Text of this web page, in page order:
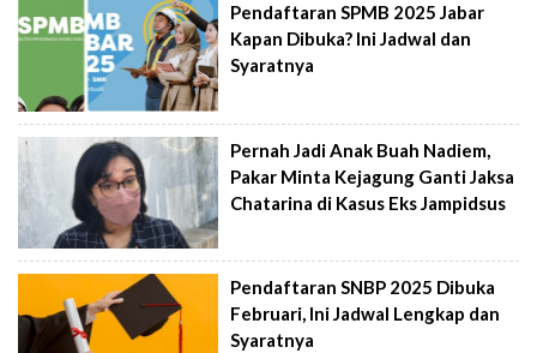
Pendaftaran SPMB 2025 Jabar
Kapan Dibuka? Ini Jadwal dan
Syaratnya
Pernah Jadi Anak Buah Nadiem,
Pakar Minta Kejagung Ganti Jaksa
Chatarina di Kasus Eks Jampidsus
Pendaftaran SNBP 2025 Dibuka
Februari, Ini Jadwal Lengkap dan
Syaratnya